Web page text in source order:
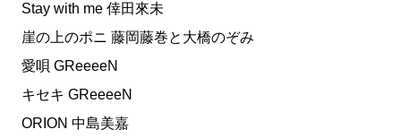
Stay with me 倖田來未
崖の上のポニ 藤岡藤巻と大橋のぞみ
愛唄 GReeeeN
キセキ GReeeeN
ORION 中島美嘉